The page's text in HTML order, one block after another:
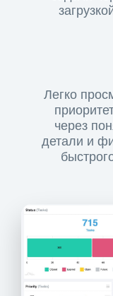
Легко
через
детали и